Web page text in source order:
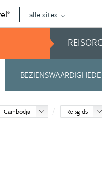
© alle sites
Cambodja Reisgids